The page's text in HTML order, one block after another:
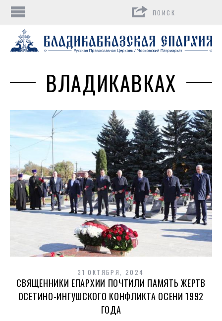
ВЛАДИКАВКАХ
31 ОКТЯБРЯ, 2024
СВЯЩЕННИКИ ЕПАРХИИ ПОЧТИЛИ ПАМЯТЬ ЖЕРТВ
ОСЕТИНО-ИНГУШСКОГО КОНФЛИКТА ОСЕНИ 1992
ГОДА